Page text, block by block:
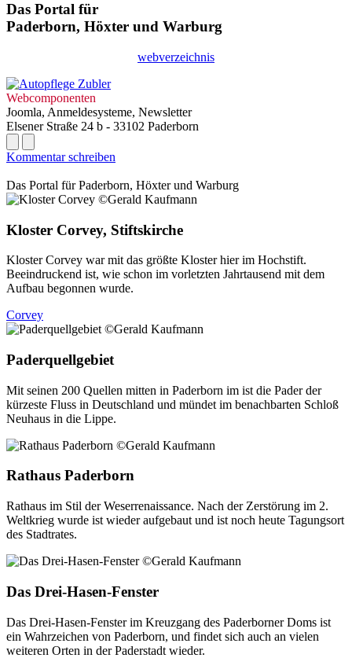
Das Portal für
Paderborn, Höxter und Warburg
webverzeichnis
Webcomponenten
Joomla, Anmeldesysteme, Newsletter
Elsener Straße 24 b - 33102 Paderborn
Kommentar schreiben
Das Portal fürPaderborn, Höxterund Warburg
Kloster Corvey, Stiftskirche
Kloster Corvey war mit das größte Kloster hier im Hochstift.
Beeindruckend ist, wie schon im vorletzten Jahrtausend mit dem
Aufbau begonnen wurde.
Corvey
Paderquellgebiet
Mit seinen 200 Quellen mitten in Paderborn im ist die Pader der
kürzeste Fluss in Deutschland und mündet im benachbarten Schloß
Neuhaus in die Lippe.
Rathaus Paderborn
Rathaus im Stil der Weserrenaissance. Nach der Zerstörung im 2.
Weltkrieg wurde ist wieder aufgebaut und ist noch heute Tagungsort
des Stadtrates.
Das Drei-Hasen-Fenster
Das Drei-Hasen-Fenster im Kreuzgang des Paderborner Doms ist
ein Wahrzeichen von Paderborn, und findet sich auch an vielen
weiteren Orten in der Paderstadt wieder.